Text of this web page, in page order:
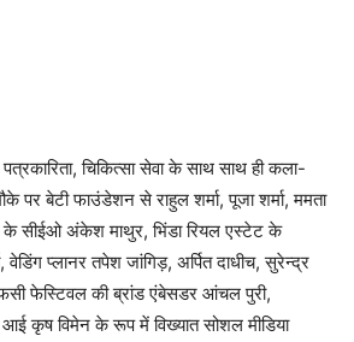
चिकित्सा सेवा के साथ साथ ही कला-
पर बेटी फाउंडेशन से राहुल शर्मा, पूजा शर्मा, ममता
के सीईओ अंकेश माथुर, भिंडा रियल एस्टेट के
प्लानर तपेश जांगिड़, अर्पित दाधीच, सुरेन्द्र
फेस्टिवल की ब्रांड एंबेसडर आंचल पुरी,
कृष विमेन के रूप में विख्यात सोशल मीडिया